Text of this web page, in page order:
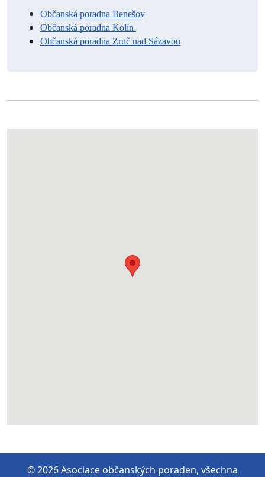
Občanská poradna Benešov
Občanská poradna Kolín
Občanská poradna Zruč nad Sázavou
© 2026 Asociace občanských poraden, všechna